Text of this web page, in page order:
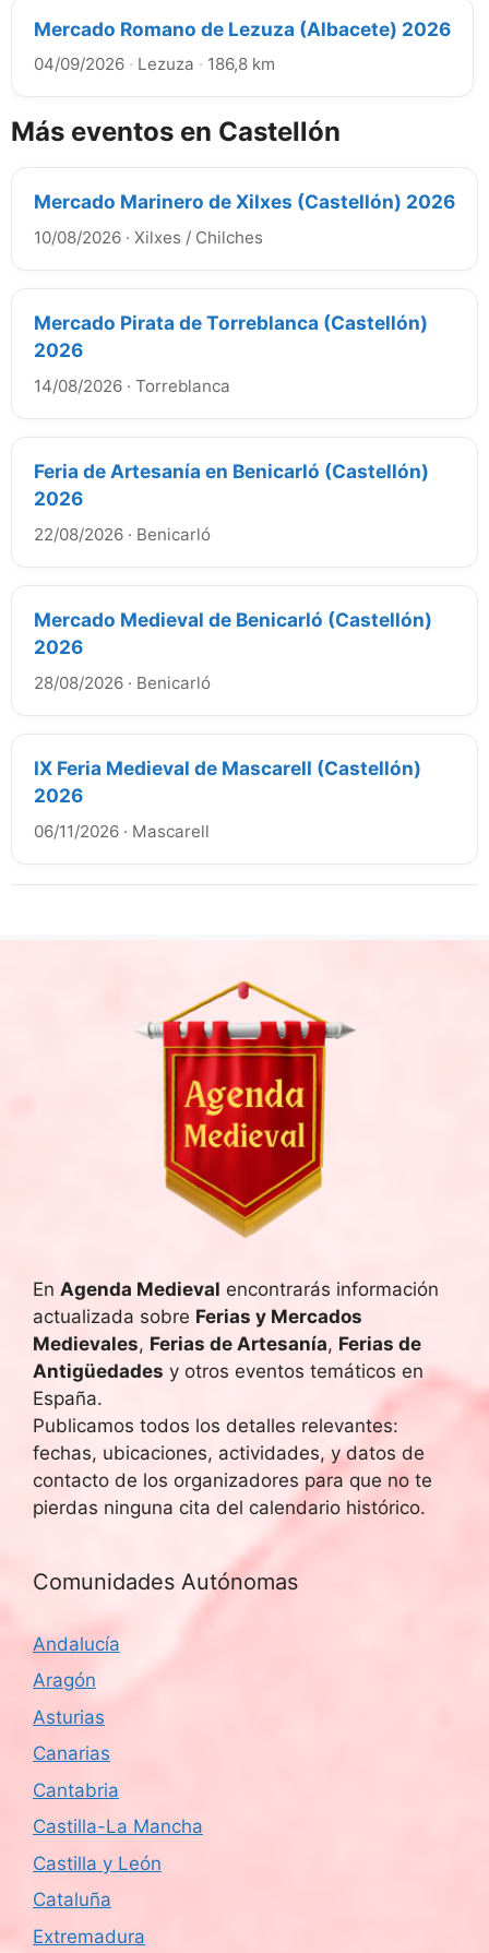
Mercado Romano de Lezuza (Albacete) 2026
04/09/2026 · Lezuza · 186,8 km
Más eventos en Castellón
Mercado Marinero de Xilxes (Castellón) 2026
10/08/2026 · Xilxes / Chilches
Mercado Pirata de Torreblanca (Castellón)
2026
14/08/2026 · Torreblanca
Feria de Artesanía en Benicarló (Castellón)
2026
22/08/2026 · Benicarló
Mercado Medieval de Benicarló (Castellón)
2026
28/08/2026 · Benicarló
IX Feria Medieval de Mascarell (Castellón)
2026
06/11/2026 · Mascarell
En Agenda Medieval encontrarás información
actualizada sobre Ferias y Mercados
Medievales, Ferias de Artesanía, Ferias de
Antigüedades y otros eventos temáticos en
España.
Publicamos todos los detalles relevantes:
fechas, ubicaciones, actividades, y datos de
contacto de los organizadores para que no te
pierdas ninguna cita del calendario histórico.
Comunidades Autónomas
Andalucía
Aragón
Asturias
Canarias
Cantabria
Castilla-La Mancha
Castilla y León
Cataluña
Extremadura